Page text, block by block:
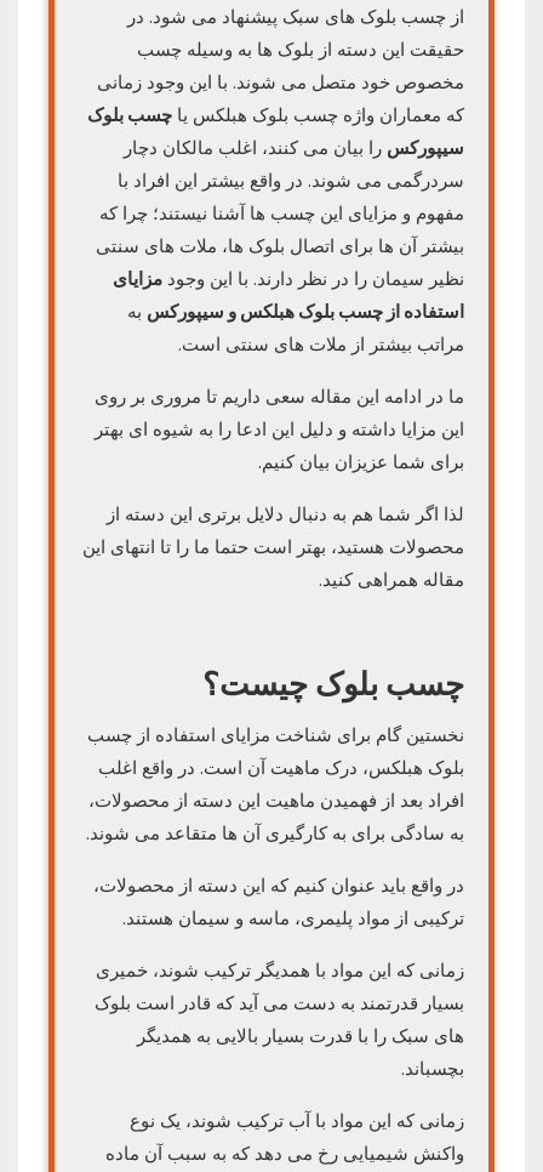
از چسب بلوک های سبک پیشنهاد می شود. در
حقیقت این دسته از بلوک ها به وسیله چسب
مخصوص خود متصل می شوند. با این وجود زمانی
که معماران واژه چسب بلوک هبلکس یا چسب بلوک
سیپورکس را بیان می کنند، اغلب مالکان دچار
سردرگمی می شوند. در واقع بیشتر این افراد با
مفهوم و مزایای این چسب ها آشنا نیستند؛ چرا که
بیشتر آن ها برای اتصال بلوک ها، ملات های سنتی
نظیر سیمان را در نظر دارند. با این وجود مزایای
استفاده از چسب بلوک هبلکس و سیپورکس به
مراتب بیشتر از ملات های سنتی است.
ما در ادامه این مقاله سعی داریم تا مروری بر روی
این مزایا داشته و دلیل این ادعا را به شیوه ای بهتر
برای شما عزیزان بیان کنیم.
لذا اگر شما هم به دنبال دلایل برتری این دسته از
محصولات هستید، بهتر است حتما ما را تا انتهای این
مقاله همراهی کنید.
چسب بلوک چیست؟
نخستین گام برای شناخت مزایای استفاده از چسب
بلوک هبلکس، درک ماهیت آن است. در واقع اغلب
افراد بعد از فهمیدن ماهیت این دسته از محصولات،
به سادگی برای به کارگیری آن ها متقاعد می شوند.
در واقع باید عنوان کنیم که این دسته از محصولات،
ترکیبی از مواد پلیمری، ماسه و سیمان هستند.
زمانی که این مواد با همدیگر ترکیب شوند، خمیری
بسیار قدرتمند به دست می آید که قادر است بلوک
های سبک را با قدرت بسیار بالایی به همدیگر
بچسباند.
زمانی که این مواد با آب ترکیب شوند، یک نوع
واکنش شیمیایی رخ می دهد که به سبب آن ماده